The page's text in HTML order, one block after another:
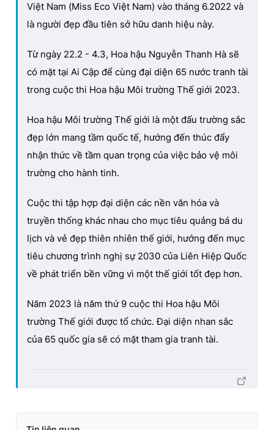
Việt Nam (Miss Eco Việt Nam) vào tháng 6.2022 và
là người đẹp đầu tiên sở hữu danh hiệu này.
Từ ngày 22.2 - 4.3, Hoa hậu Nguyễn Thanh Hà sẽ
có mặt tại Ai Cập để cùng đại diện 65 nước tranh tài
trong cuộc thi Hoa hậu Môi trường Thế giới 2023.
Hoa hậu Môi trường Thế giới là một đấu trường sắc
đẹp lớn mang tầm quốc tế, hướng đến thúc đẩy
nhận thức về tầm quan trọng của việc bảo vệ môi
trường cho hành tinh.
Cuộc thi tập hợp đại diện các nền văn hóa và
truyền thống khác nhau cho mục tiêu quảng bá du
lịch và vẻ đẹp thiên nhiên thế giới, hướng đến mục
tiêu chương trình nghị sự 2030 của Liên Hiệp Quốc
về phát triển bền vững vì một thế giới tốt đẹp hơn.
Năm 2023 là năm thứ 9 cuộc thi Hoa hậu Môi
trường Thế giới được tổ chức. Đại diện nhan sắc
của 65 quốc gia sẽ có mặt tham gia tranh tài.